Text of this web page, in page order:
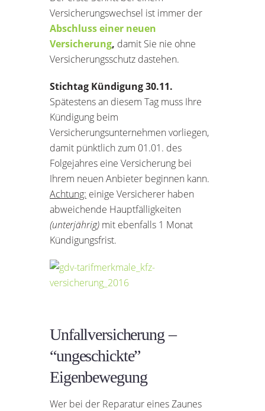
Versicherungswechsel ist immer der
Abschluss einer neuen
Versicherung, damit Sie nie ohne
Versicherungsschutz dastehen.
Stichtag Kündigung 30.11.
Spätestens an diesem Tag muss Ihre
Kündigung beim
Versicherungsunternehmen vorliegen,
damit pünktlich zum 01.01. des
Folgejahres eine Versicherung bei
Ihrem neuen Anbieter beginnen kann.
Achtung: einige Versicherer haben
abweichende Hauptfälligkeiten
(unterjährig) mit ebenfalls 1 Monat
Kündigungsfrist.
Unfallversicherung –
“ungeschickte”
Eigenbewegung
Wer bei der Reparatur eines Zaunes